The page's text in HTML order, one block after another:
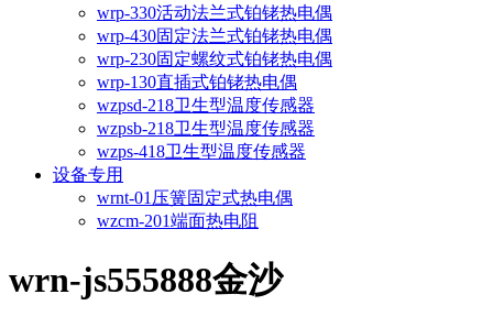
wrp-330活动法兰式铂铑热电偶
wrp-430固定法兰式铂铑热电偶
wrp-230固定螺纹式铂铑热电偶
wrp-130直插式铂铑热电偶
wzpsd-218卫生型温度传感器
wzpsb-218卫生型温度传感器
wzps-418卫生型温度传感器
设备专用
wrnt-01压簧固定式热电偶
wzcm-201端面热电阻
wrn-js555888金沙